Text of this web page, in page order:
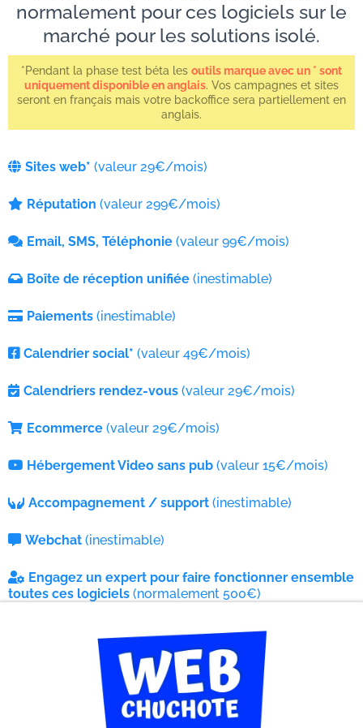
normalement pour ces logiciels sur le
marché pour les solutions isolé.
*Pendant la phase test béta les outils marque avec un * sont
uniquement disponible en anglais. Vos campagnes et sites
seront en français mais votre backoffice sera partiellement en
anglais.
Sites web* (valeur 29€/mois)
Réputation (valeur 299€/mois)
Email, SMS, Téléphonie (valeur 99€/mois)
Boîte de réception unifiée (inestimable)
Paiements (inestimable)
Calendrier social* (valeur 49€/mois)
Calendriers rendez-vous (valeur 29€/mois)
Ecommerce (valeur 29€/mois)
Hébergement Video sans pub (valeur 15€/mois)
Accompagnement / support (inestimable)
Webchat (inestimable)
Engagez un expert pour faire fonctionner ensemble
toutes ces logiciels (normalement 500€)